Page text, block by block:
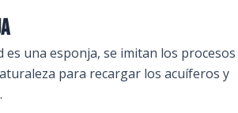
es una esponja, se imitan los procesos
para recargar los acuíferos y